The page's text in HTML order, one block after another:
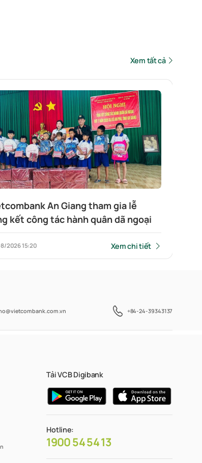
Xem tất cả
An Giang tham gia lễ
kết công tác hành quân dã ngoại
202615:20 Xem chi tiết
+84-24-39343137
Tải VCB Digibank
Hotline:
1900 54 54 13